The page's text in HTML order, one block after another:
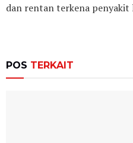
dan rentan terkena penyakit
POS TERKAIT